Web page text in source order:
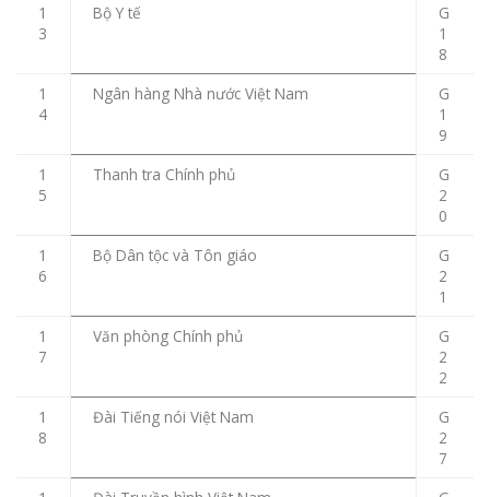
1
3
Bộ Y tế
G
1
8
1
4
Ngân hàng Nhà nước Việt Nam
G
1
9
1
5
Thanh tra Chính phủ
G
2
0
1
6
Bộ Dân tộc và Tôn giáo
G
2
1
1
7
Văn phòng Chính phủ
G
2
2
1
8
Đài Tiếng nói Việt Nam
G
2
7